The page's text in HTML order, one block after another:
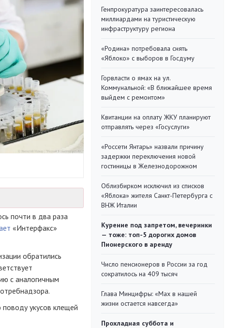
почти в два раза
«Интерфакс»
обратились
с аналогичным
укусов клещей
Генпрокуратура заинтересовалась
миллиардами на туристическую
инфраструктуру региона
«Родина» потребовала снять
«Яблоко» с выборов в Госдуму
Горвласти о ямах на ул.
Коммунальной: «В ближайшее время
выйдем с ремонтом»
Квитанции на оплату ЖКУ планируют
отправлять через «Госуслуги»
«Россети Янтарь» назвали причину
задержки переключения новой
гостиницы в Железнодорожном
Облизбирком исключил из списков
«Яблока» жителя Санкт-Петербурга с
ВНЖ Италии
Курение под запретом, вечеринки
— тоже: топ-5 дорогих домов
Пионерского в аренду
Число пенсионеров в России за год
сократилось на 409 тысяч
Глава Минцифры: «Мах в нашей
жизни остается навсегда»
Прохладная суббота и